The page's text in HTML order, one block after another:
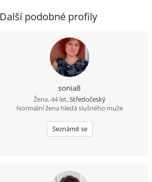
Další podobné profily
sonia8
Žena, 44 let,Středočeský
Normální žena hledá slušného muže
Seznámit se